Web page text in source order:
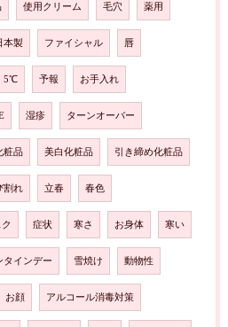
使用クリーム 毛穴 薬用
本製 ファイシャル 唇
5℃ 予報 お手入れ
湿疹 ターンオーバー
粧品 美白化粧品 引き締め化粧品
割れ 立春 春色
症状 寒さ お身体 寒い
タインデー 雪焼け 動物性
お顔 アルコール消毒対策